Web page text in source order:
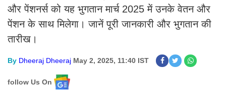
और पेंशनर्स को यह भुगतान मार्च 2025 में उनके वेतन और
पेंशन के साथ मिलेगा। जानें पूरी जानकारी और भुगतान की
तारीख।
By Dheeraj Dheeraj May 2, 2025, 11:40 IST
follow Us On